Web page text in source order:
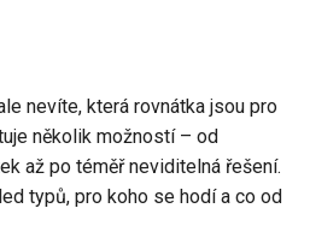
nevíte, která rovnátka jsou pro
několik možností – od
až po téměř neviditelná řešení.
typů, pro koho se hodí a co od